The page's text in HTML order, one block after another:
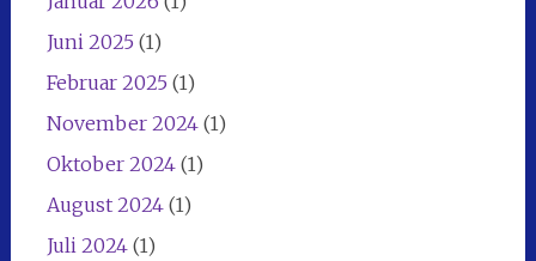
Juni 2025 (1)
Februar 2025 (1)
November 2024(1)
Oktober 2024(1)
August 2024(1)
Juli 2024(1)